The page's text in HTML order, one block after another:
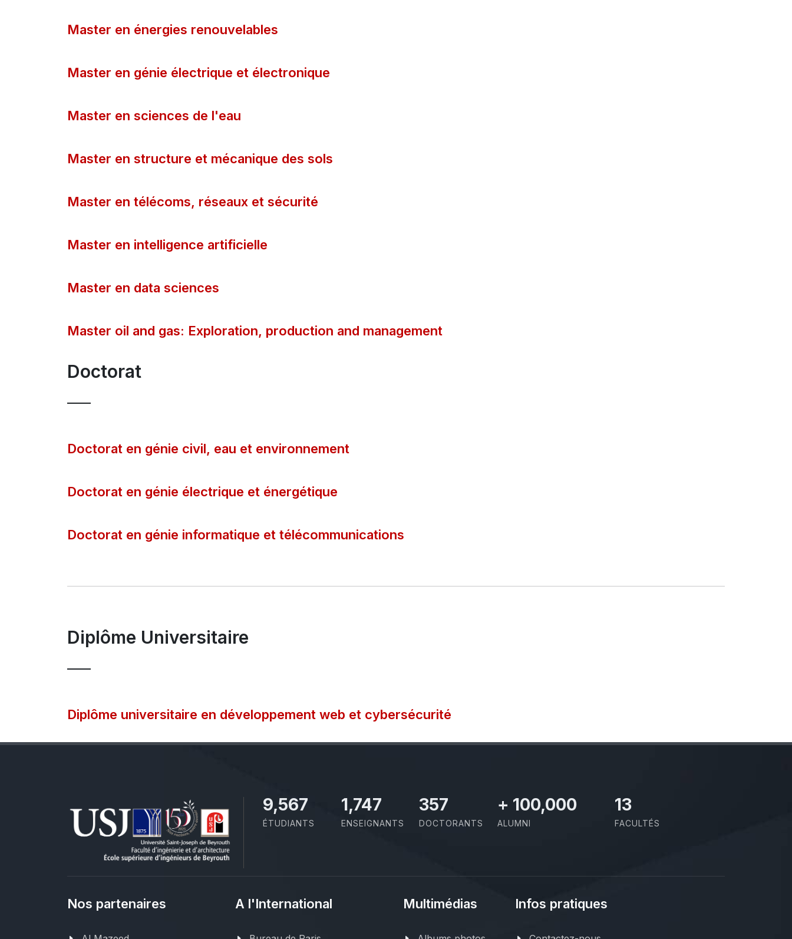
Master en énergies renouvelables
Master en génie électrique et électronique
Master en sciences de l'eau
Master en structure et mécanique des sols
Master en télécoms, réseaux et sécurité
Master en intelligence artificielle
Master en data sciences
Master oil and gas: Exploration, production and management
Doctorat
Doctorat en génie civil, eau et environnement
Doctorat en génie électrique et énergétique
Doctorat en génie informatique et télécommunications
Diplôme Universitaire
Diplôme universitaire en développement web et cybersécurité
11,727
ÉTUDIANTS
2,142
ENSEIGNANTS
437
DOCTORANTS
+ 100,000
ALUMNI
13
FACULTÉS
Nos partenaires A l'International Multimédias Infos pratiques